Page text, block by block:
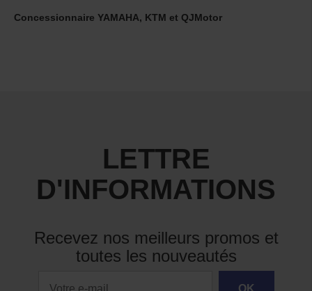
Concessionnaire YAMAHA, KTM et QJMotor
LETTRE
D'INFORMATIONS
Recevez nos meilleurs promos et
toutes les nouveautés